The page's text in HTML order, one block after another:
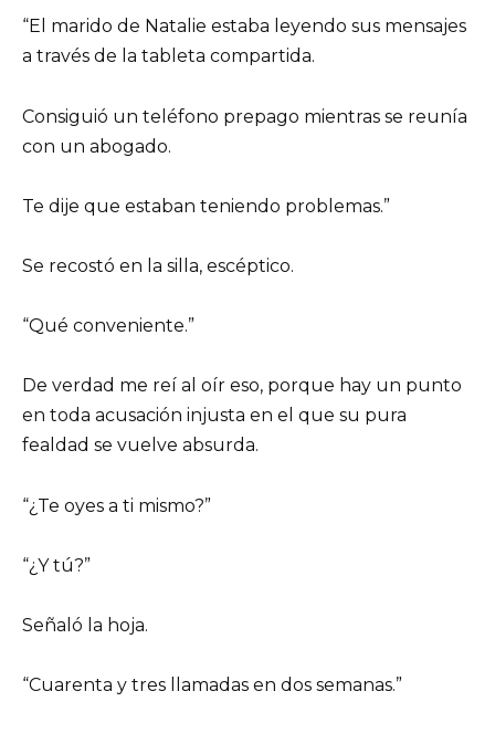
“El marido de Natalie estaba leyendo sus mensajes
a través de la tableta compartida.
Consiguió un teléfono prepago mientras se reunía
con un abogado.
Te dije que estaban teniendo problemas.”
Se recostó en la silla, escéptico.
“Qué conveniente.”
De verdad me reí al oír eso, porque hay un punto
en toda acusación injusta en el que su pura
fealdad se vuelve absurda.
“¿Te oyes a ti mismo?”
“¿Y tú?”
Señaló la hoja.
“Cuarenta y tres llamadas en dos semanas.”